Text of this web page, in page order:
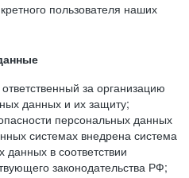
пользователя наших
за организацию
данных и их защиту;
персональных данных
системах внедрена система
в соответствии
законодательства РФ;